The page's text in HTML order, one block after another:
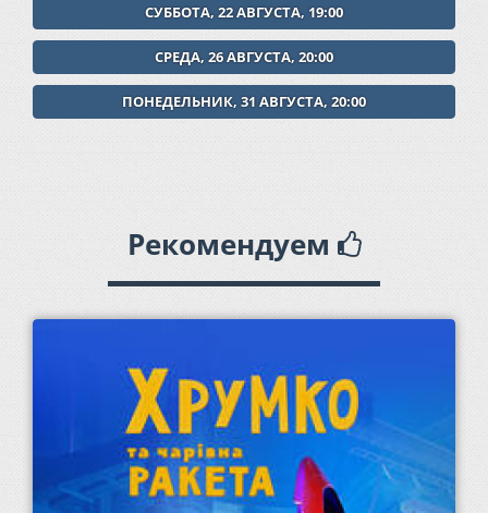
СУББОТА, 22 АВГУСТА, 19:00
СРЕДА, 26 АВГУСТА, 20:00
ПОНЕДЕЛЬНИК, 31 АВГУСТА, 20:00
Рекомендуем